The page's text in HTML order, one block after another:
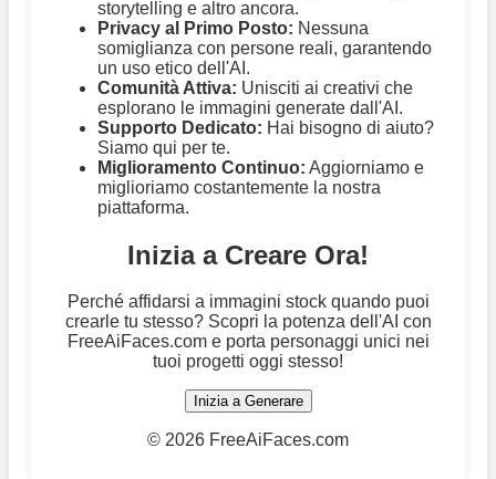
storytelling e altro ancora.
Privacy al Primo Posto: Nessuna
somiglianza con persone reali, garantendo
un uso etico dell'AI.
Comunità Attiva: Unisciti ai creativi che
esplorano le immagini generate dall'AI.
Supporto Dedicato: Hai bisogno di aiuto?
Siamo qui per te.
Miglioramento Continuo: Aggiorniamo e
miglioriamo costantemente la nostra
piattaforma.
Inizia a Creare Ora!
Perché affidarsi a immagini stock quando puoi
crearle tu stesso? Scopri la potenza dell'AI con
FreeAiFaces.com e porta personaggi unici nei
tuoi progetti oggi stesso!
Inizia a Generare
© 2026 FreeAiFaces.com